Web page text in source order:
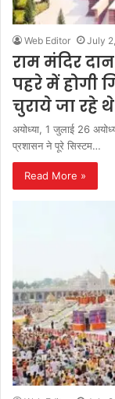
Web Editor July
राम मंदिर
पहरे में होगी
चुराये जा रहे
अयोध्या, 1 जुलाई 26
प्रशासन ने पूरे सिस्टम…
Read More »